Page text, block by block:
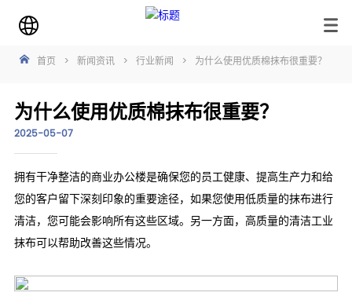
首页 > 新闻资讯 > 行业新闻 > 为什么使用优质棉抹布很重要？
为什么使用优质棉抹布很重要？
2025-05-07